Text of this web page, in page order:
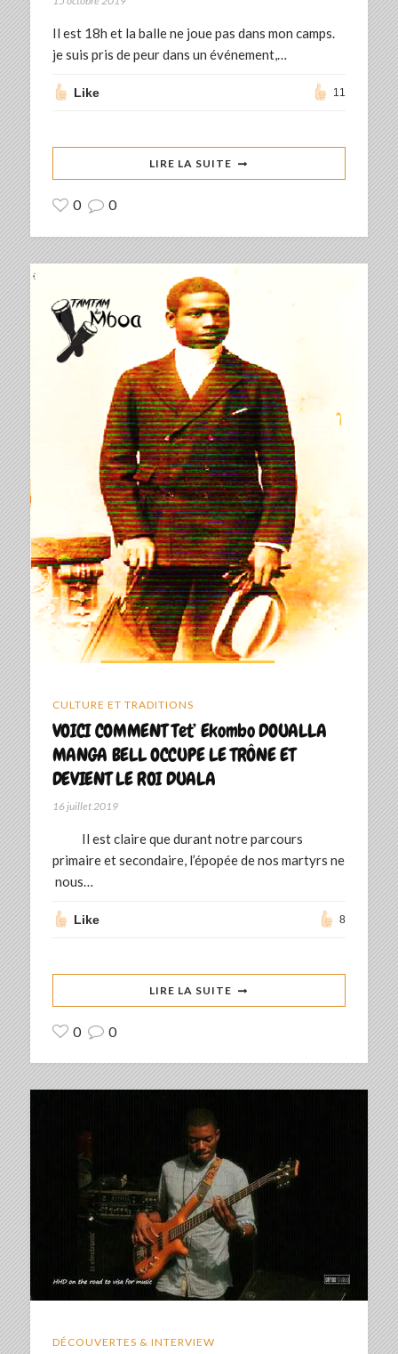
Il est 18h et la balle ne joue pas dans mon camps.
je suis pris de peur dans un événement,…
Like 11
LIRE LA SUITE
0 0
CULTURE ET TRADITIONS
VOICI COMMENT Tet’ Ekombo DOUALLA
MANGA BELL OCCUPE LE TRÔNE ET
DEVIENT LE ROI DUALA
16 juillet 2019
Il est claire que durant notre parcours
primaire et secondaire, l’épopée de nos martyrs ne
nous…
Like 8
LIRE LA SUITE
0 0
DÉCOUVERTES & INTERVIEW